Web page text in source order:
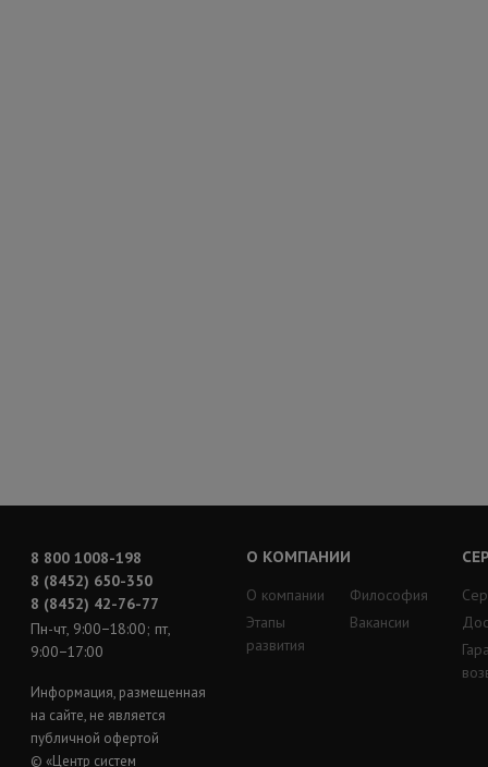
8 800 1008-198
8 (8452) 650-350
8 (8452) 42-76-77
Пн-чт, 9:00−18:00; пт,
9:00−17:00
Информация, размещенная
на сайте, не является
публичной офертой
© «Центр систем
О КОМПАНИИ
О компании
Этапы
развития
Философия
Вакансии